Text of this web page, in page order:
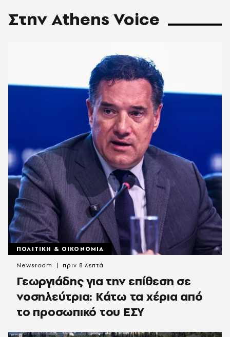
Στην Athens Voice
ΠΟΛΙΤΙΚΗ & ΟΙΚΟΝΟΜΙΑ
Γεωργιάδης για την επίθεση σε
νοσηλεύτρια: Κάτω τα χέρια από
το προσωπικό του ΕΣΥ
Newsroom πριν 8 λεπτά